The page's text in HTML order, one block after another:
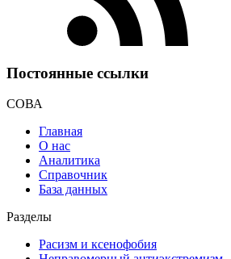
Постоянные ссылки
СОВА
Главная
О нас
Аналитика
Справочник
База данных
Разделы
Расизм и ксенофобия